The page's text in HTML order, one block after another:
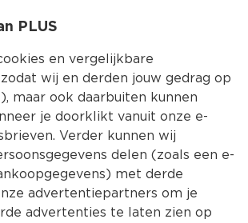
Kies jouw
Producten
PLUS
en vergelijkbare
wij en derden jouw gedrag op
maar ook daarbuiten kunnen
je doorklikt vanuit onze e-
Verder kunnen wij
delen (zoals een e-
met derde
advertentiepartners om je
advertenties te laten zien op